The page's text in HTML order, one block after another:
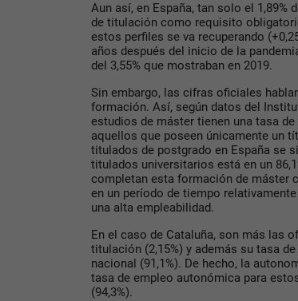
Aun así, en España, tan solo el
de titulación como requisito
estos perfiles se va recuperando
años después del inicio de la
del 3,55% que mostraban en 2019.
Sin embargo, las cifras oficiales
formación. Así, según datos del
estudios de máster tienen una tasa
aquellos que poseen únicamente un
titulados de postgrado en España se
titulados universitarios está en un
completan esta formación de máster
en un período de tiempo
una alta empleabilidad.
En el caso de Cataluña, son más las
titulación (2,15%) y además su tasa
nacional (91,1%). De hecho, la
tasa de empleo autonómica para
(94,3%).